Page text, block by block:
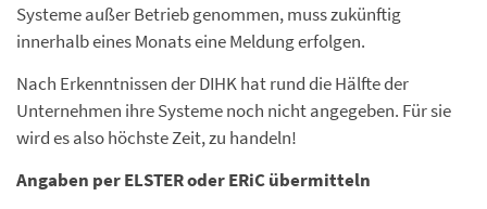
Systeme außer Betrieb genommen, muss zukünftig
innerhalb eines Monats eine Meldung erfolgen.
Nach Erkenntnissen der DIHK hat rund die Hälfte der
Unternehmen ihre Systeme noch nicht angegeben. Für sie
wird es also höchste Zeit, zu handeln!
Angaben per ELSTER oder ERiC übermitteln